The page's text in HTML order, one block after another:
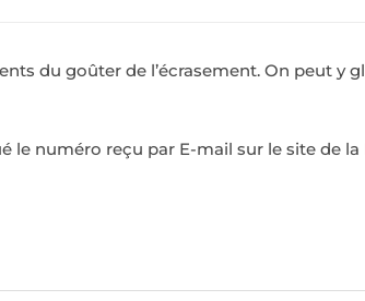
du goûter de l’écrasement. On peut y
le numéro reçu par E-mail sur le site de la